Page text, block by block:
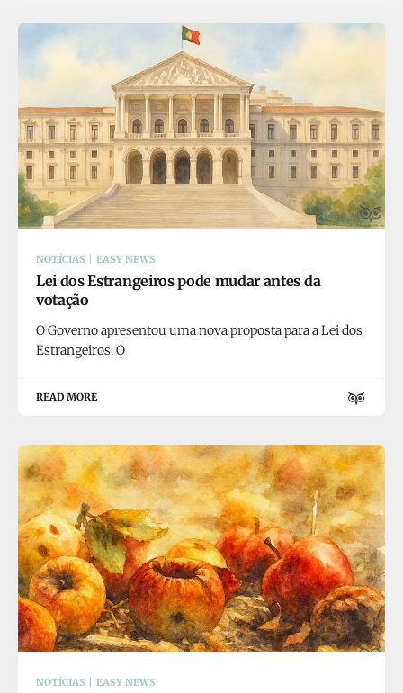
NOTÍCIAS | EASY NEWS
Lei dos Estrangeiros pode mudar antes da
votação
O Governo apresentou uma nova proposta para a Lei dos
Estrangeiros. O
READ MORE
NOTÍCIAS | EASY NEWS